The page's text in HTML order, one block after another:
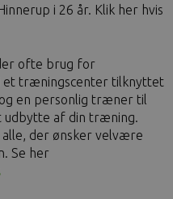
i 26 år. Klik her hvis
ofte brug for
træningscenter tilknyttet
en personlig træner til
udbytte af din træning.
der ønsker velvære
Se her